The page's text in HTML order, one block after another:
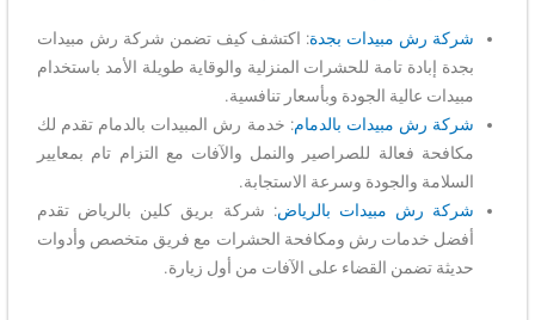
شركة رش مبيدات بجدة: اكتشف كيف تضمن شركة رش مبيدات
بجدة إبادة تامة للحشرات المنزلية والوقاية طويلة الأمد باستخدام
مبيدات عالية الجودة وبأسعار تنافسية.
شركة رش مبيدات بالدمام: خدمة رش المبيدات بالدمام تقدم لك
مكافحة فعالة للصراصير والنمل والآفات مع التزام تام بمعايير
السلامة والجودة وسرعة الاستجابة.
شركة رش مبيدات بالرياض: شركة بريق كلين بالرياض تقدم
أفضل خدمات رش ومكافحة الحشرات مع فريق متخصص وأدوات
حديثة تضمن القضاء على الآفات من أول زيارة.